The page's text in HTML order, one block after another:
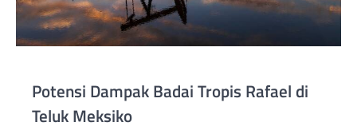
Potensi Dampak Badai Tropis Rafael di
Teluk Meksiko